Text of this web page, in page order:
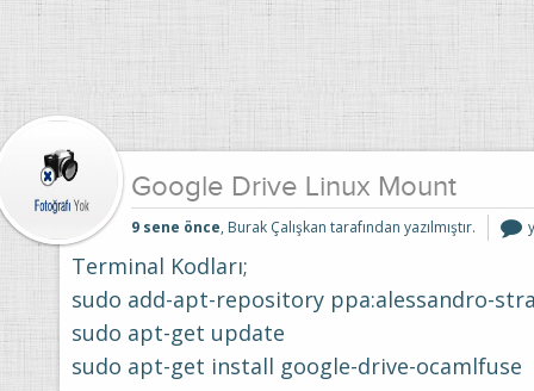
Google Drive Linux Mount
9 sene önce, Burak Çalışkan tarafından yazılmıştır.
Terminal Kodları;
sudo add-apt-repository ppa:alessandro-
sudo apt-get update
sudo apt-get install google-drive-ocamlfuse